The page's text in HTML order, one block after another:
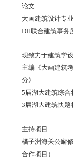
论文
大画建筑设计专
DH联合建筑事务
现致力于建筑学
主编《大画建筑
分》
5届湖大建筑综合
3届湖大建筑快题
主持项目
橘子洲海关公廨
合作项目）